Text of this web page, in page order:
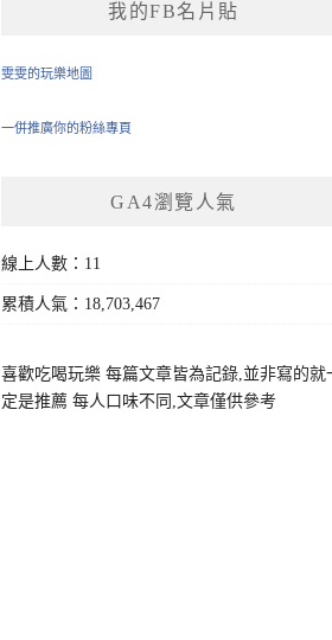
我的FB名片貼
雯雯的玩樂地圖
一併推廣你的粉絲專頁
GA4瀏覽人氣
線上人數：11
累積人氣：18,703,467
喜歡吃喝玩樂 每篇文章皆為記錄,並非寫的就
定是推薦 每人口味不同,文章僅供參考